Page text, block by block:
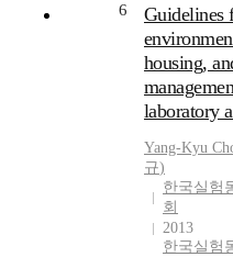
6
Guidelines
housing,
laboratory
Yang-Kyu
규)
한국실험
회
2013
한국실험